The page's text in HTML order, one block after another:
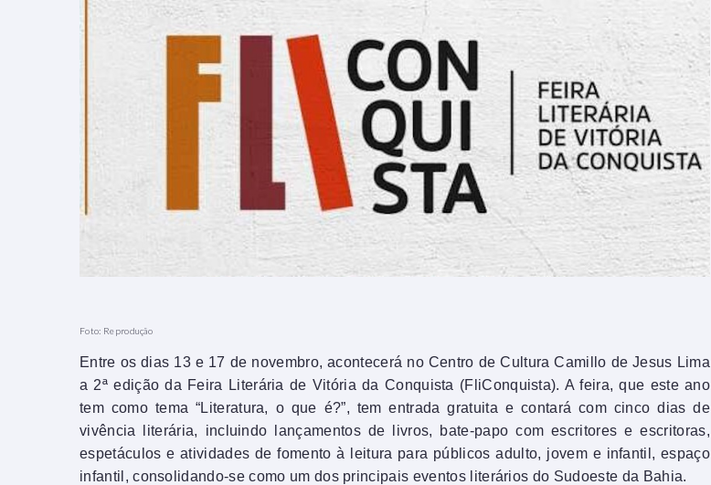
Foto: Reprodução
Entre os dias 13 e 17 de novembro, acontecerá no Centro de Cultura Camillo de Jesus Lima
a 2ª edição da Feira Literária de Vitória da Conquista (FliConquista). A feira, que este ano
tem como tema “Literatura, o que é?”, tem entrada gratuita e contará com cinco dias de
vivência literária, incluindo lançamentos de livros, bate-papo com escritores e escritoras,
espetáculos e atividades de fomento à leitura para públicos adulto, jovem e infantil, espaço
infantil, consolidando-se como um dos principais eventos literários do Sudoeste da Bahia.